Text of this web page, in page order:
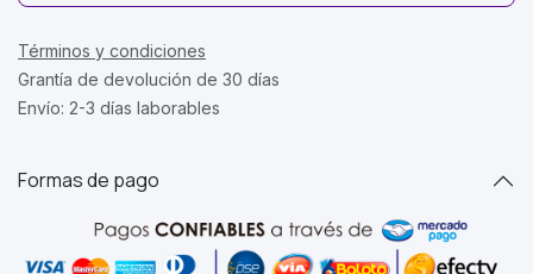
Términos y condiciones
Grantía de devolución de 30 días
Envío: 2-3 días laborables
Formas de pago